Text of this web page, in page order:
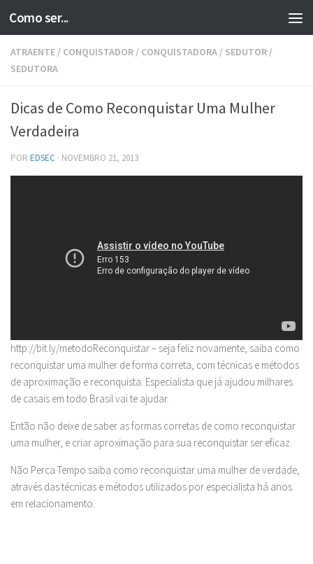
Skip to content
Como ser...
ATRAENTE / CONQUISTADOR / CONQUISTADORA / SEDUTOR /
SEDUTORA
Dicas de Como Reconquistar Uma Mulher
Verdadeira
POR EDSEC · NOVEMBRO 21, 2013
http://bit.ly/metodoReconquistar – seja feliz novamente, saiba como
reconquistar uma mulher de forma correta, com técnicas e métodos
de aproximação e reconquista. Especialista que já ajudou milhares
de casais em todo Brasil vai te ajudar.
Então não deixe de saber as formas corretas de como reconquistar
uma mulher, e criar aproximação para sua reconquistar ser eficaz.
Não Perca Tempo saiba como reconquistar uma mulher de verdade,
através das técnicas e métodos utilizados por especialista há anos
em relacionamento.